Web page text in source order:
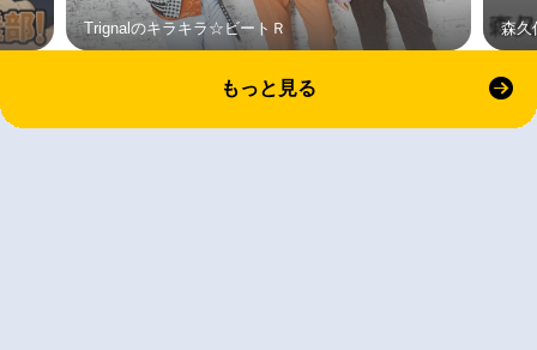
Trignalのキラキラ☆ビートＲ 森久
もっと見る